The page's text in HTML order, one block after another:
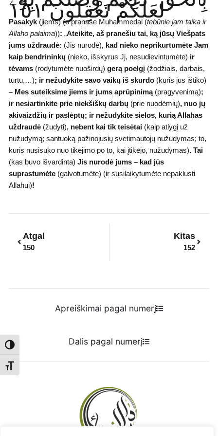
Toggle High Contrast
Toggle Font size
لَعَلَّكُمْ تَعْقِلُونَ ١٥١ Pasakyk(jiems) (o pranaše Muhammedai (tebūnie jam taika ir
Allaho palaima)): „Ateikite, aš pranešiu tai, ką jūsų Viešpats
jums uždraudė: (Jis nurodė), kad nieko neprikurtumėte Jam
kaip bendrininkų(nieko, išskyrus Jį, nesudievintumėte) ir
tėvams(rodytumėte nuoširdų) gerą poelgį(žodžiais, darbais,
turtu,…); ir nežudykite savo vaikų iš skurdo(kuris jus ištiko)
– Mes suteiksime jiems ir jums aprūpinimą(pragyvenimą);
ir nesiartinkite prie niekšiškų darbų(prie nuodėmių), nuo jų
akivaizdžių ir paslėptų; ir nežudykite sielos, kurią Allahas
uždraudė(žudyti), nebent kai tik teisėtai(kaip atlygį už
nužudymą; santuoką pažinojusių svetimautojų nužudymas; to,
kuris nusisuko nuo tikėjimo po to, kai įtikėjo, nužudymas). Tai
(kas buvo išvardinta) Jis nurodė jums – kad jūs
suprastumėte(galvotumėte) (ir susilaikytumėte nepaklusti
Allahui)!
Atgal
150
Kitas
152
Apreiškimai pagal numerį
Dalis pagal numerį